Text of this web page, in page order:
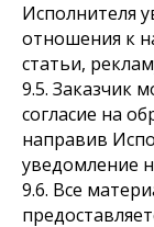
Исполнителя
отношения к
статьи,
9.5. Заказчик
согласие на
направив
уведомление
9.6. Все